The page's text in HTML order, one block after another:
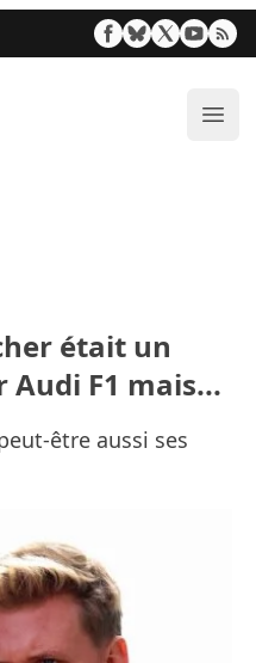
était un
F1 mais...
être aussi ses